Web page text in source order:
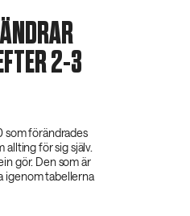
2-3
som förändrades
för sig själv.
gör. Den som är
igenom tabellerna